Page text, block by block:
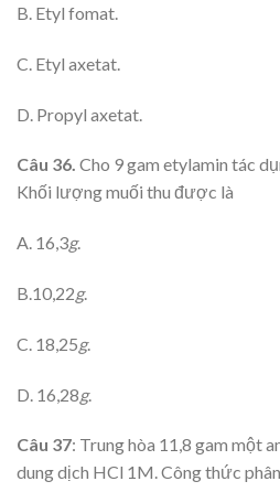
B. Etyl fomat.
C. Etyl axetat.
D. Propyl axetat.
Câu 36. Cho 9 gam etylamin tác
Khối lượng muối thu được là
A. 16,3g.
B.10,22g.
C. 18,25g.
D. 16,28g.
Câu 37: Trung hòa 11,8 gam một
dung dịch HCl 1M. Công thức